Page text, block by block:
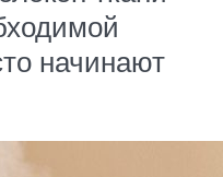
начинают